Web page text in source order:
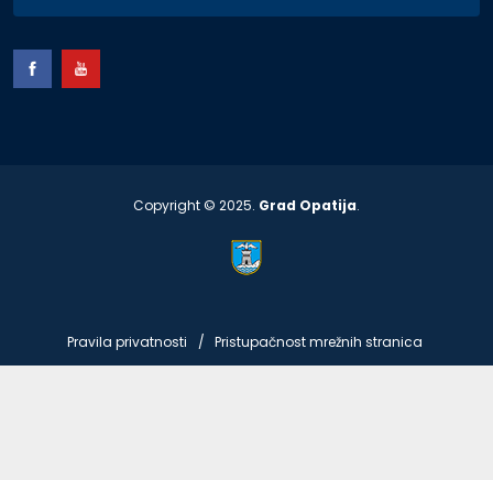
Copyright © 2025. Grad Opatija.
Pravila privatnosti Pristupačnost mrežnih stranica